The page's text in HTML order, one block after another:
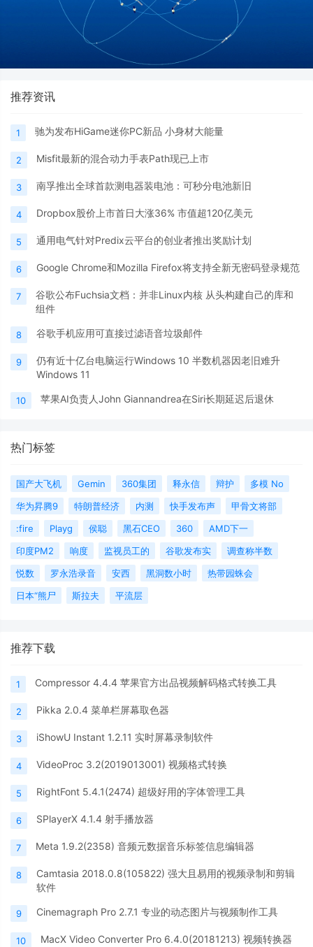
推荐资讯
1 驰为发布HiGame迷你PC新品 小身材大能量
2 Misfit最新的混合动力手表Path现已上市
3 南孚推出全球首款测电器装电池：可秒分电池新旧
4 Dropbox股价上市首日大涨36% 市值超120亿美元
5 通用电气针对Predix云平台的创业者推出奖励计划
6 Google Chrome和Mozilla Firefox将支持全新无密码登录规范
7
谷歌公布Fuchsia文档：并非Linux内核 从头构建自己的库和
组件
8 谷歌手机应用可直接过滤语音垃圾邮件
9
仍有近十亿台电脑运行Windows 10 半数机器因老旧难升
Windows 11
10 苹果AI负责人John Giannandrea在Siri长期延迟后退休
热门标签
国产大飞机 Gemin 360集团 释永信 辩护
多模 No
华为昇腾9
特朗普经济 内测 快手发布声
甲骨文将部
:fire
Playg 侯聪 黑石CEO 360
AMD下一
印度PM2
响度 监视员工的 谷歌发布实
调查称半数
悦数
罗永浩录音 安西 黑洞数小时
热带园蛛会
日本“熊尸
斯拉夫 平流层
推荐下载
1 Compressor 4.4.4 苹果官方出品视频解码格式转换工具
2 Pikka 2.0.4 菜单栏屏幕取色器
3 iShowU Instant 1.2.11 实时屏幕录制软件
4 VideoProc 3.2(2019013001) 视频格式转换
5 RightFont 5.4.1(2474) 超级好用的字体管理工具
6 SPlayerX 4.1.4 射手播放器
7 Meta 1.9.2(2358) 音频元数据音乐标签信息编辑器
8
Camtasia 2018.0.8(105822) 强大且易用的视频录制和剪辑
软件
9 Cinemagraph Pro 2.7.1 专业的动态图片与视频制作工具
10 MacX Video Converter Pro 6.4.0(20181213) 视频转换器